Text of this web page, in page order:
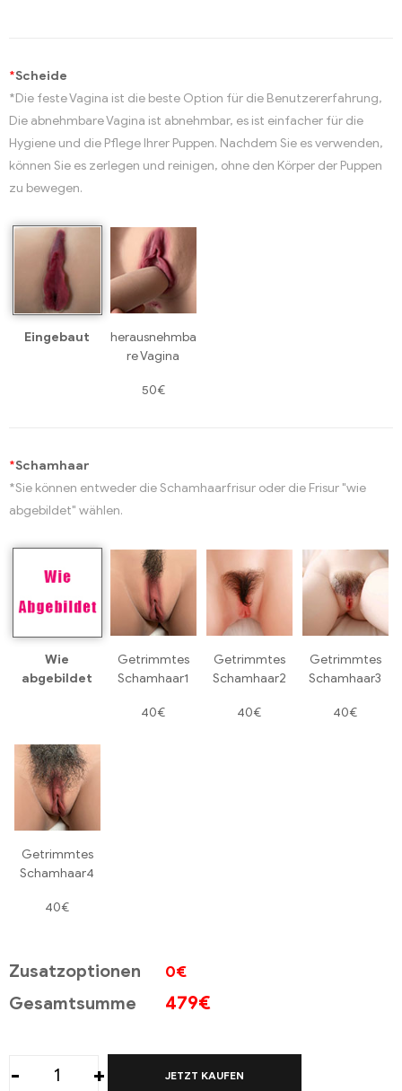
*Scheide
*Die feste Vagina ist die beste Option für die Benutzererfahrung,
Die abnehmbare Vagina ist abnehmbar, es ist einfacher für die
Hygiene und die Pflege Ihrer Puppen. Nachdem Sie es verwenden,
können Sie es zerlegen und reinigen, ohne den Körper der Puppen
zu bewegen.
Eingebaut
herausnehmba
re Vagina
50€
*Schamhaar
*Sie können entweder die Schamhaarfrisur oder die Frisur "wie
abgebildet" wählen.
Wie
abgebildet
Getrimmtes
Schamhaar1
40€
Getrimmtes
Schamhaar2
40€
Getrimmtes
Schamhaar3
40€
Getrimmtes
Schamhaar4
40€
Zusatzoptionen 0€
Gesamtsumme 479€
- + JETZT KAUFEN